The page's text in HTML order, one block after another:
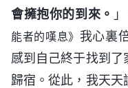
會擁抱你的到來。 」
能者的嘆息》 我心裏
感到自己終于找到
歸宿。從此，我天